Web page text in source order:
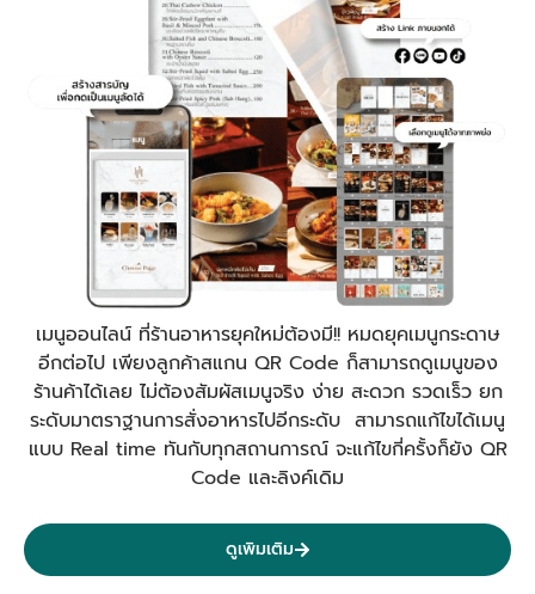
เมนูออนไลน์ ที่ร้านอาหารยุคใหม่ต้องมี!! หมดยุคเมนูกระดาษ
อีกต่อไป เพียงลูกค้าสแกน QR Code ก็สามารถดูเมนูของ
ร้านค้าได้เลย ไม่ต้องสัมผัสเมนูจริง ง่าย สะดวก รวดเร็ว ยก
ระดับมาตราฐานการสั่งอาหารไปอีกระดับ สามารถแก้ไขได้เมนู
แบบ Real time ทันกับทุกสถานการณ์ จะแก้ไขกี่ครั้งก็ยัง QR
Code และลิงค์เดิม
ดูเพิมเติม